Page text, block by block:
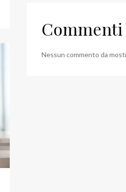
Nessun commento da